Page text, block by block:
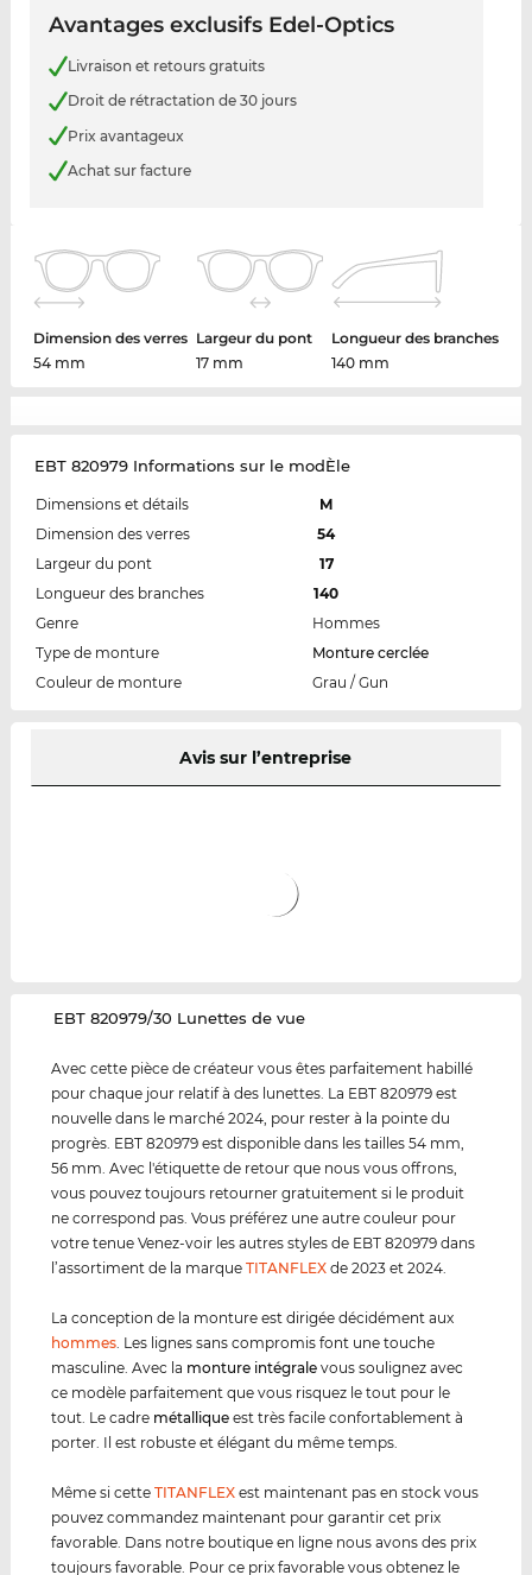
Avantages exclusifs Edel-Optics
Livraison et retours gratuits
Droit de rétractation de 30 jours
Prix avantageux
Achat sur facture
Dimension des verres
54 mm
Largeur du pont
17 mm
Longueur des branches
140 mm
EBT 820979 Informations sur le modÈle
Dimensions et détails
M
Dimension des verres
54
Largeur du pont
17
Longueur des branches
140
Genre
Hommes
Type de monture
Monture cerclée
Couleur de monture
Grau / Gun
Avis sur l’entreprise
‌EBT 820979/30 Lunettes de vue
Avec cette pièce de créateur vous êtes parfaitement habillé
pour chaque jour relatif à des lunettes. La EBT 820979 est
nouvelle dans le marché 2024, pour rester à la pointe du
progrès. EBT 820979 est disponible dans les tailles 54 mm,
56 mm. Avec l'étiquette de retour que nous vous offrons,
vous pouvez toujours retourner gratuitement si le produit
ne correspond pas. Vous préférez une autre couleur pour
votre tenue Venez-voir les autres styles de EBT 820979 dans
l’assortiment de la marqueTITANFLEX de 2023 et 2024.
La conception de la monture est dirigée décidément aux
hommes . Les lignes sans compromis font une touche
masculine. Avec la monture intégrale vous soulignez avec
ce modèle parfaitement que vous risquez le tout pour le
tout. Le cadre métal lique est très facile confortablement à
porter. Il est robuste et élégant du même temps.
Même si cetteTITANFLEX est maintenant pas en stock vous
pouvez commandez maintenant pour garantir cet prix
favorable. Dans notre boutique en ligne nous avons des prix
toujours favorable. Pour ce prix favorable vous obtenez le